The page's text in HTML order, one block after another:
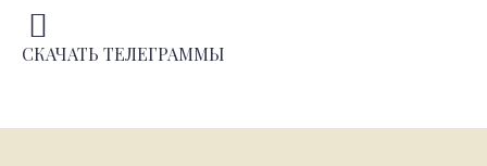
СКАЧАТЬ ТЕЛЕГРАММЫ